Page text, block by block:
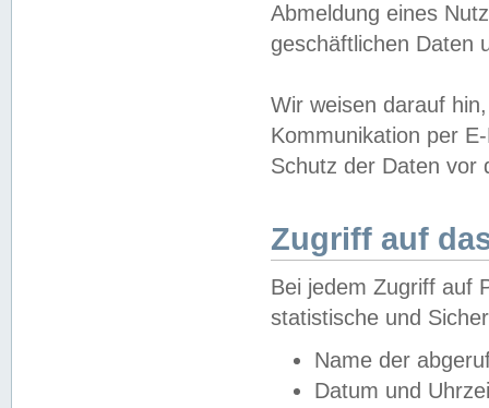
Abmeldung eines
geschäftlichen Daten
Wir weisen darauf
Kommunikation per
Schutz der Daten vor
Zugriff auf
Bei jedem Zugriff auf
statistische und
Name der
Datum und